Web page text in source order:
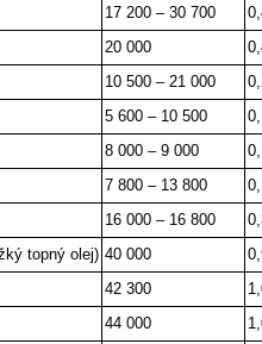
17 200 – 30 700
20 000
10 500 – 21 000
5 600 – 10 500
8 000 – 9 000
7 800 – 13 800
16 000 – 16 800
topný olej) 40 000
42 300
44 000